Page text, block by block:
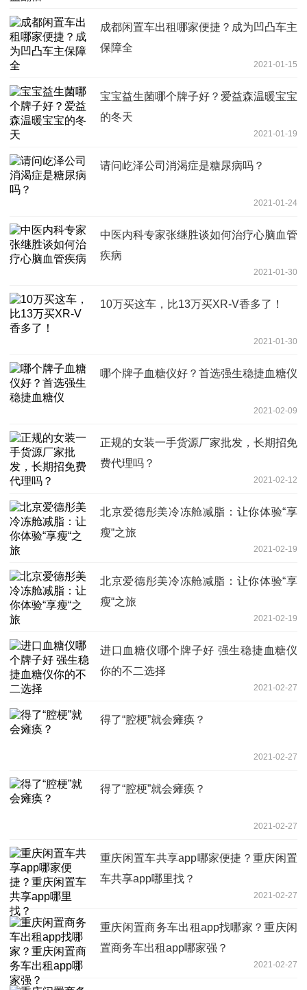
成都闲置车出租哪家便捷？成为凹凸车主
保障全
2021-01-15
宝宝益生菌哪个牌子好？爱益森温暖宝宝
的冬天
2021-01-19
请问屹泽公司消渴症是糖尿病吗？
2021-01-24
中医内科专家张继胜谈如何治疗心脑血管
疾病
2021-01-30
10万买这车，比13万买XR-V香多了！
2021-01-30
哪个牌子血糖仪好？首选强生稳捷血糖仪
2021-02-09
正规的女装一手货源厂家批发，长期招免
费代理吗？
2021-02-12
北京爱德彤美冷冻舱减脂：让你体验“享
瘦“之旅
2021-02-19
北京爱德彤美冷冻舱减脂：让你体验“享
瘦“之旅
2021-02-19
进口血糖仪哪个牌子好 强生稳捷血糖仪
你的不二选择
2021-02-27
得了“腔梗”就会瘫痪？
2021-02-27
得了“腔梗”就会瘫痪？
2021-02-27
重庆闲置车共享app哪家便捷？重庆闲置
车共享app哪里找？
2021-02-27
重庆闲置商务车出租app找哪家？重庆闲
置商务车出租app哪家强？
2021-02-27